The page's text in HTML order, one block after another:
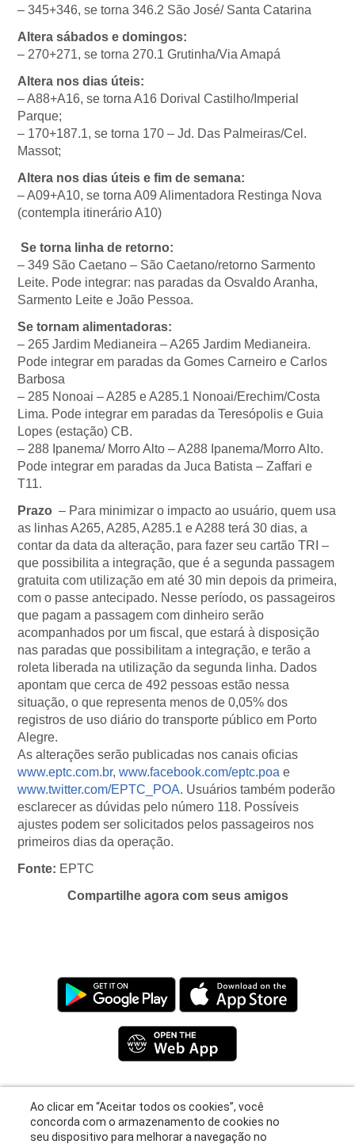
– 345+346, se torna 346.2 São José/ Santa Catarina
Altera sábados e domingos:
– 270+271, se torna 270.1 Grutinha/Via Amapá
Altera nos dias úteis:
– A88+A16, se torna A16 Dorival Castilho/Imperial
Parque;
– 170+187.1, se torna 170 – Jd. Das Palmeiras/Cel.
Massot;
Altera nos dias úteis e fim de semana:
– A09+A10, se torna A09 Alimentadora Restinga Nova
(contempla itinerário A10)
Se torna linha de retorno:
– 349 São Caetano – São Caetano/retorno Sarmento
Leite. Pode integrar: nas paradas da Osvaldo Aranha,
Sarmento Leite e João Pessoa.
Se tornam alimentadoras:
– 265 Jardim Medianeira – A265 Jardim Medianeira.
Pode integrar em paradas da Gomes Carneiro e Carlos
Barbosa
– 285 Nonoai – A285 e A285.1 Nonoai/Erechim/Costa
Lima. Pode integrar em paradas da Teresópolis e Guia
Lopes (estação) CB.
– 288 Ipanema/ Morro Alto – A288 Ipanema/Morro Alto.
Pode integrar em paradas da Juca Batista – Zaffari e
T11.
Prazo – Para minimizar o impacto ao usuário, quem usa
as linhas A265, A285, A285.1 e A288 terá 30 dias, a
contar da data da alteração, para fazer seu cartão TRI –
que possibilita a integração, que é a segunda passagem
gratuita com utilização em até 30 min depois da primeira,
com o passe antecipado. Nesse período, os passageiros
que pagam a passagem com dinheiro serão
acompanhados por um fiscal, que estará à disposição
nas paradas que possibilitam a integração, e terão a
roleta liberada na utilização da segunda linha. Dados
apontam que cerca de 492 pessoas estão nessa
situação, o que representa menos de 0,05% dos
registros de uso diário do transporte público em Porto
Alegre.
As alterações serão publicadas nos canais oficias
www.eptc.com.br, www.facebook.com/eptc.poa e
www.twitter.com/EPTC_POA. Usuários também poderão
esclarecer as dúvidas pelo número 118. Possíveis
ajustes podem ser solicitados pelos passageiros nos
primeiros dias da operação.
Fonte: EPTC
Compartilhe agora com seus amigos
© 2026 Moovit Updates - All Rights Reserved.
concorda com o armazenamento de cookies no
seu dispositivo para melhorar a navegação no
site, analisar o uso do site e ajudar em nossos
esforços de marketing.